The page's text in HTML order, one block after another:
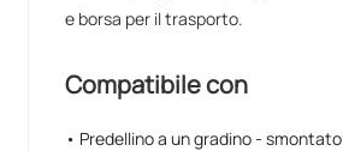
e borsa per il trasporto.
Compatibile con
• Predellino a un gradino - smontato